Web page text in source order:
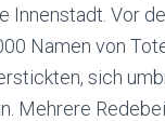
Innenstadt. Vor
Namen von
sich
Mehrere